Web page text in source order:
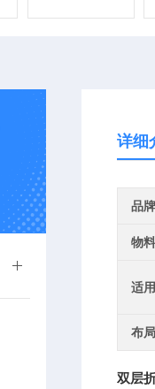
详细
品牌
物
适
布
双层